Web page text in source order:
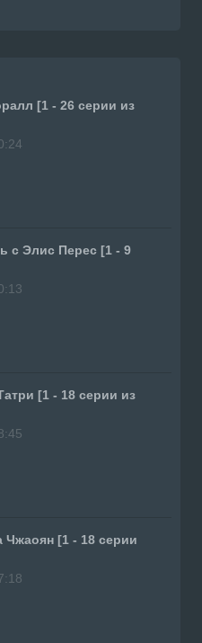
[1 - 26 серии из
с Элис Перес [1 - 9
[1 - 18 серии из
Чжаоян [1 - 18 серии